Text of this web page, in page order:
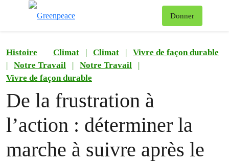
Donner
Histoire Climat | Climat |
Vivre de façon durable
|
Notre Travail | Notre Travail
|
Vivre de façon durable
De la frustration à
l’action : déterminer la
marche à suivre après le